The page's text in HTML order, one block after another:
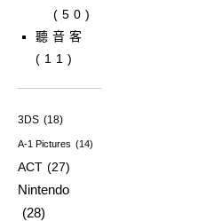
(50)
聽音客
(11)
3DS (18)
A-1 Pictures (14)
ACT (27)
Nintendo
(28)